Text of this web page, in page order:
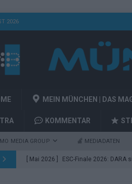
2026
MEIN MÜNCHEN | DAS
KOMMENTAR
MEDIA GROUP MEDIADATEN
[ Mai 2026 ] ESC-Finale 2026: